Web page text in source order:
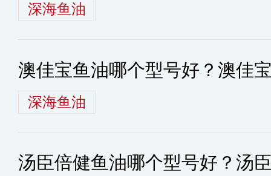
深海鱼油
澳佳宝鱼油哪个型号好？澳佳
深海鱼油
汤臣倍健鱼油哪个型号好？汤